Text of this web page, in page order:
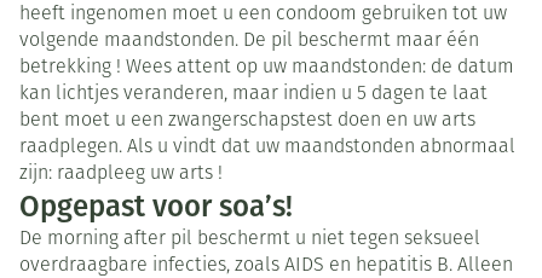
heeft ingenomen moet u een condoom gebruiken tot uw
volgende maandstonden. De pil beschermt maar één
betrekking ! Wees attent op uw maandstonden: de datum
kan lichtjes veranderen, maar indien u 5 dagen te laat
bent moet u een zwangerschapstest doen en uw arts
raadplegen. Als u vindt dat uw maandstonden abnormaal
zijn: raadpleeg uw arts !
Opgepast voor soa’s!
De morning after pil beschermt u niet tegen seksueel
overdraagbare infecties, zoals AIDS en hepatitis B. Alleen